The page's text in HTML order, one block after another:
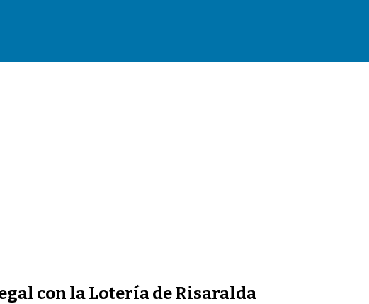
con la Lotería de Risaralda